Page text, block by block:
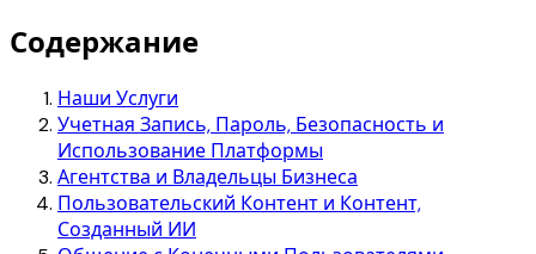
Содержание
Наши Услуги
Учетная Запись, Пароль, Безопасность и
Использование Платформы
Агентства и Владельцы Бизнеса
Пользовательский Контент и Контент,
Созданный ИИ